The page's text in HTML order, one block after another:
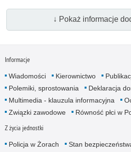
↓ Pokaż informacje
Informacje
Wiadomości Kierownictwo
Polemiki, sprostowania
Deklaracja
Multimedia - klauzula informacyjna
Związki zawodowe
Równość płci w
Z życia jednostki
Policja w Żorach Stan